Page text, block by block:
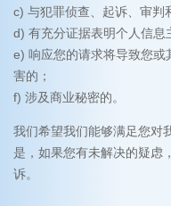
c) 与犯罪侦查、起诉、审判
d) 有充分证据表明个人信息
e) 响应您的请求将导致您或
害的；
f) 涉及商业秘密的。
我们希望我们能够满足您对
是，如果您有未解决的疑虑
诉。